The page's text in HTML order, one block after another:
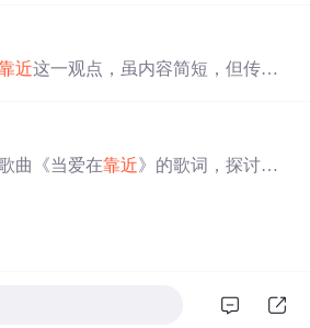
近这一观点，虽内容简短，但传达
曲《当爱在靠近》的歌词，探讨了